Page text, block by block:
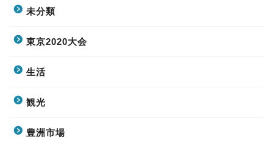
未分類
東京2020大会
生活
観光
豊洲市場